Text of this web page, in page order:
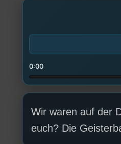
0:00
Wir waren auf der
euch? Die